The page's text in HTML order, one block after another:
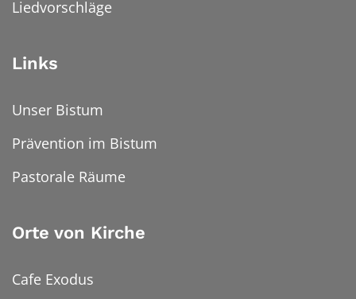
Liedvorschläge
Links
Unser Bistum
Prävention im Bistum
Pastorale Räume
Orte von Kirche
Cafe Exodus